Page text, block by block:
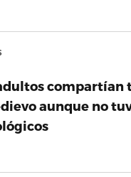
compartían
aunque no